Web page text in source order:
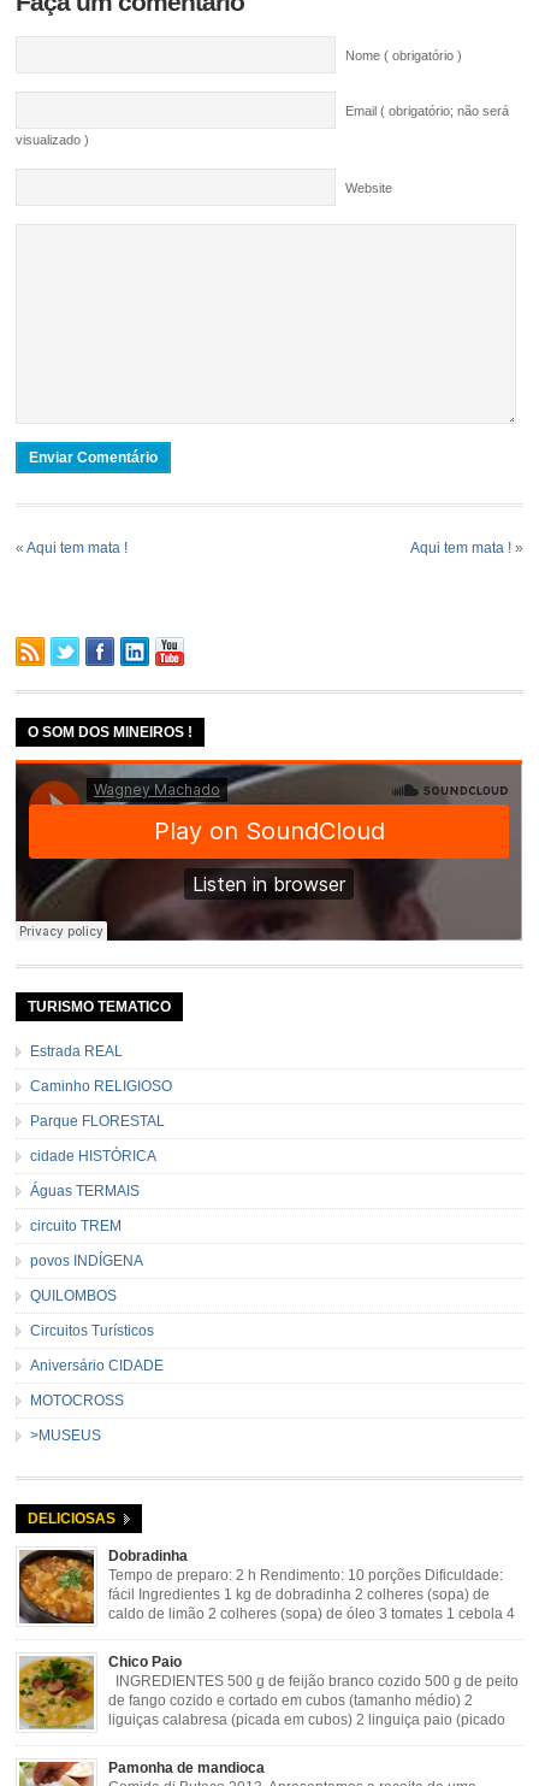
Nome ( obrigatório )
Email ( obrigatório; não será
visualizado )
Website
«Aqui tem mata ! Aqui tem mata !»
O SOM DOS MINEIROS !
TURISMO TEMATICO
Estrada REAL
Caminho RELIGIOSO
Parque FLORESTAL
cidade HISTÓRICA
Águas TERMAIS
circuito TREM
povos INDÍGENA
QUILOMBOS
Circuitos Turísticos
Aniversário CIDADE
MOTOCROSS
>MUSEUS
DELICIOSAS
Dobradinha
Tempo de preparo: 2 h Rendimento: 10 porções Dificuldade:
fácil Ingredientes 1 kg de dobradinha 2 colheres (sopa) de
caldo de limão 2 colheres (sopa) de óleo 3 tomates 1 cebola 4
gosto Modo de Preparo: Lavar muito bem a dobradinha com limão. Deixar de
molho […]
Chico Paio
INGREDIENTES 500 g de feijão branco cozido 500 g de peito
de fango cozido e cortado em cubos (tamanho médio) 2
liguiças calabresa (picada em cubos) 2 linguiça paio (picado
verde 2 dentes de alho amassado 3 colheres de óleo 2 […]
Pamonha de mandioca